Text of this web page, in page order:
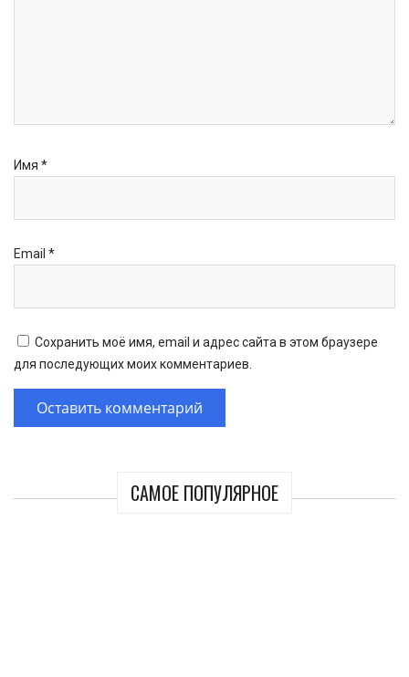
САМОЕ ПОПУЛЯРНОЕ
Имя *
Email *
Сохранить моё имя, email и адрес сайта в этом браузере
для последующих моих комментариев.